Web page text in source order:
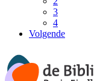
3
4
Volgende